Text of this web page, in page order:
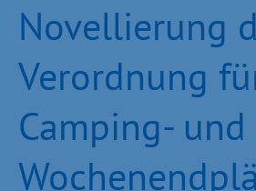
Novellierung
Verordnung
Camping- und